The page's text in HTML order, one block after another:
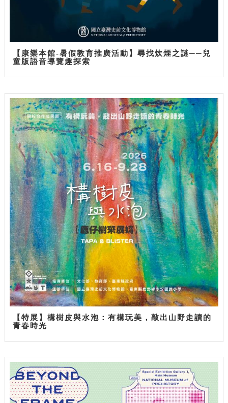
【康樂本館-暑假教育推廣活動】尋找炊煙之謎──兒
童版語音導覽趣探索
【特展】構樹皮與水泡：有構玩美，敲出山野走讀的
青春時光